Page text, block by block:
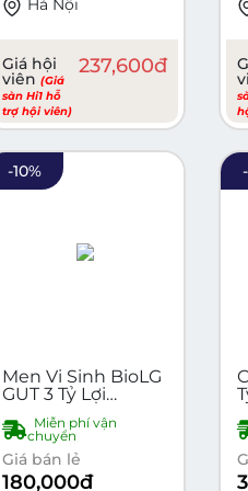
Hà Nội
Giá hội
viên (Giá
sàn Hi1 hỗ
trợ hội viên)
237,600đ
-10%
Men Vi Sinh BioLG
GUT 3 Tỷ Lợi
Khuẩn, Giảm Táo
Bón,Đầy Bụng, Rối
Loạn Tiêu Hóa,
Tăng Đề Kháng
Cho Bé
Miễn phí vận
chuyển
Giá bán lẻ
180,000đ
-
Tỳ